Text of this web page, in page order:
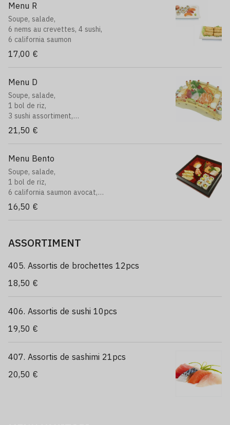
Menu R
Soupe, salade,
6 nems au crevettes, 4 sushi,
6 california saumon
17,00 €
Menu D
Soupe, salade,
1 bol de riz,
3 sushi assortiment,
9 sashimi assortiment,
6 california saumon avocat,
6 saumon roll cheese
21,50 €
Menu Bento
Soupe, salade,
1 bol de riz,
6 california saumon avocat,
3 sushi assortiment,
6 sashimi assortiment,
3 raviolis au poulet
16,50 €
ASSORTIMENT
405. Assortis de brochettes 12pcs
18,50 €
406. Assortis de sushi 10pcs
19,50 €
407. Assortis de sashimi 21pcs
20,50 €